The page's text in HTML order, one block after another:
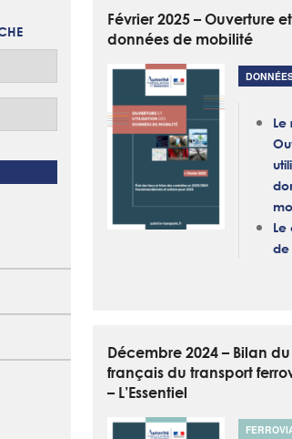
Février 2025 – Ouverture
données de mobilité
Le
de
Décembre 2024 – Bilan
français du transport
– L’Essentiel